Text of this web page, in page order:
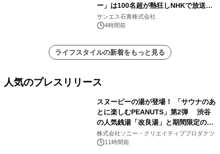
ー」は100名超が熱狂しNHKで放送さ
れました。
サンエス石膏株式会社
4時間前
ライフスタイルの新着をもっと見る
人気のプレスリリース
スヌーピーの湯が登場！ 「サウナのあ
とに楽しむPEANUTS」第2弾 渋谷
の人気銭湯「改良湯」と期間限定のコ
ラボレーション サウナイキタイコラ
ボグッズも発売決定！
株式会社ソニー・クリエイティブプロダクツ
11時間前